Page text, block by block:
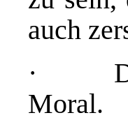
auch
· Die
Moral.